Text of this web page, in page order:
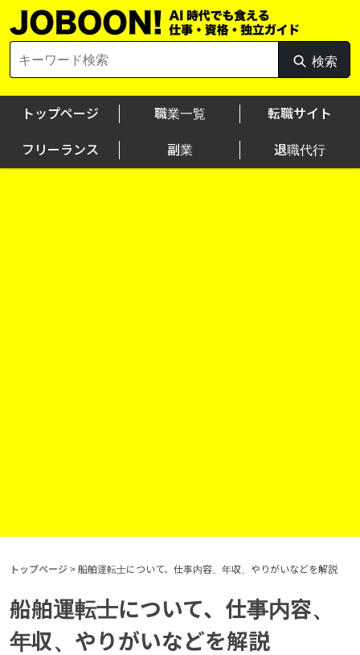
Skip
to
for:
検索
検
索
トップページ 職業一覧 転職サイト
フリーランス 副業 退職代行
トップページ > 船舶運転士について、仕事内容、年収、やりがいなどを解説
船舶運転士について、仕事内容、
年収、やりがいなどを解説